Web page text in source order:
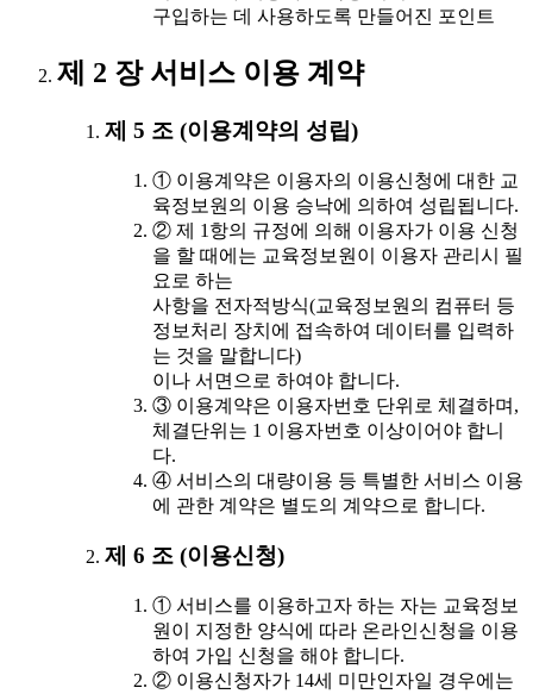
구입하는 데 사용하도록 만들어진 포인트
제 2 장 서비스 이용 계약
제 5 조 (이용계약의 성립)
① 이용계약은 이용자의 이용신청에 대한 교
육정보원의 이용 승낙에 의하여 성립됩니다.
② 제 1항의 규정에 의해 이용자가 이용 신청
을 할 때에는 교육정보원이 이용자 관리시 필
요로 하는
사항을 전자적방식(교육정보원의 컴퓨터 등
정보처리 장치에 접속하여 데이터를 입력하
는 것을 말합니다)
이나 서면으로 하여야 합니다.
③ 이용계약은 이용자번호 단위로 체결하며,
체결단위는 1 이용자번호 이상이어야 합니
다.
④ 서비스의 대량이용 등 특별한 서비스 이용
에 관한 계약은 별도의 계약으로 합니다.
제 6 조 (이용신청)
① 서비스를 이용하고자 하는 자는 교육정보
원이 지정한 양식에 따라 온라인신청을 이용
하여 가입 신청을 해야 합니다.
② 이용신청자가 14세 미만인자일 경우에는